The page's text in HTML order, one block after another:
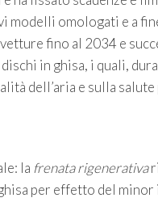
modelli omologati e a
fino al 2034 e
in ghisa, i quali,
dell’aria e sulla salute
la frenata rigenerativa
per effetto del